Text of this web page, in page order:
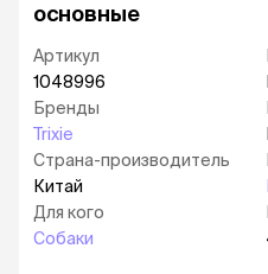
основные
Артикул
1048996
Бренды
Trixie
Страна-производитель
Китай
Для кого
Собаки